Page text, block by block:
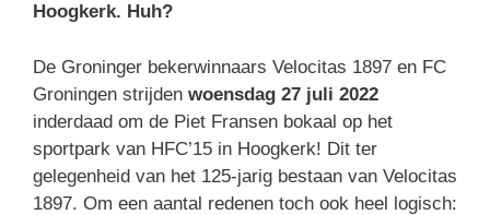
Hoogkerk. Huh?
De Groninger bekerwinnaars Velocitas 1897 en FC
Groningen strijden woensdag 27 juli 2022
inderdaad om de Piet Fransen bokaal op het
sportpark van HFC’15 in Hoogkerk! Dit ter
gelegenheid van het 125-jarig bestaan van Velocitas
1897. Om een aantal redenen toch ook heel logisch: